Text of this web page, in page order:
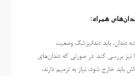
دندان، باید دندانپزشک وضعیت
نیز بررسی کند. در صورتی که دندان‌های
باید خارج شود، نیاز به ترمیم دارند،